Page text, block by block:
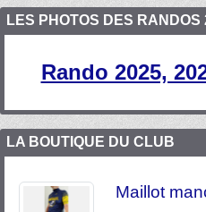
LES PHOTOS DES RANDOS
Rando 2025,
LA BOUTIQUE DU CLUB
Maillot